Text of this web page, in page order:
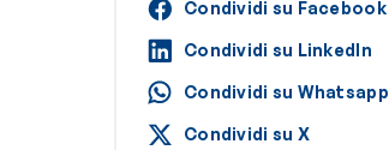
Condividi su Facebook
Condividi su LinkedIn
Condividi su Whatsapp
Condividi su X